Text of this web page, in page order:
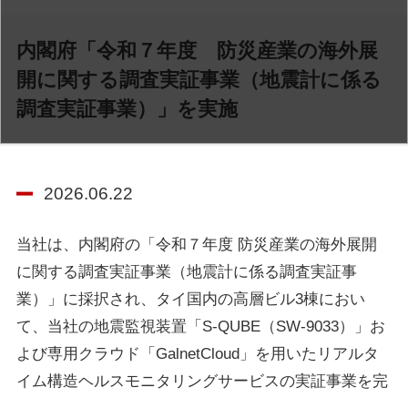
内閣府「令和７年度 防災産業の海外展
開に関する調査実証事業（地震計に係る
調査実証事業）」を実施
2026.06.22
当社は、内閣府の「令和７年度 防災産業の海外展開
に関する調査実証事業（地震計に係る調査実証事
業）」に採択され、タイ国内の高層ビル3棟におい
て、当社の地震監視装置「S-QUBE（SW-9033）」お
よび専用クラウド「GalnetCloud」を用いたリアルタ
イム構造ヘルスモニタリングサービスの実証事業を完